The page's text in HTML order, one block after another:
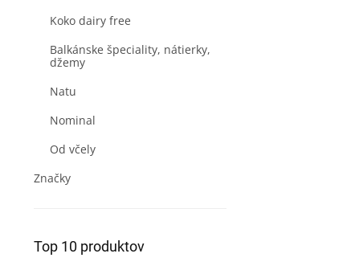
Koko dairy free
Balkánske špeciality, nátierky,
džemy
Natu
Nominal
Od včely
Značky
Top 10 produktov